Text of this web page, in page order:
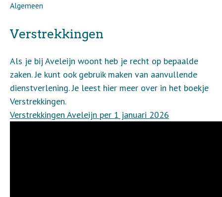
Algemeen
Verstrekkingen
Als je bij Aveleijn woont heb je recht op bepaalde
zaken. Je kunt ook gebruik maken van aanvullende
dienstverlening. Je leest hier meer over in het boekje
Verstrekkingen.
Verstrekkingen Aveleijn per 1 januari 2026